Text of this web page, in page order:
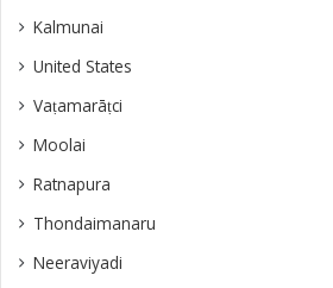
Kalmunai
United States
Vaṭamarāṭci
Moolai
Ratnapura
Thondaimanaru
Neeraviyadi